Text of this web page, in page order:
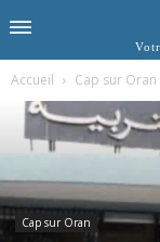
Accueil Cap sur Oran
Cap sur Oran